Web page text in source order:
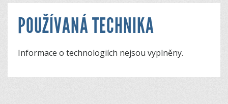
POUŽÍVANÁ TECHNIKA
Informace o technologiích nejsou vyplněny.